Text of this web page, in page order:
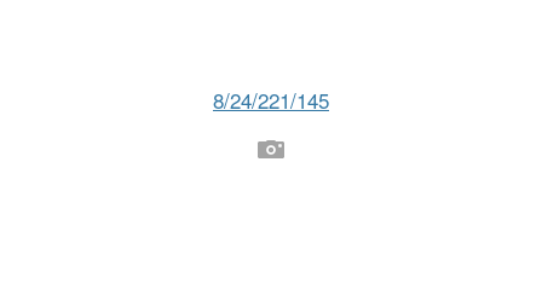
8/24/221/145